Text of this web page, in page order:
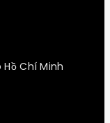
Chí Minh